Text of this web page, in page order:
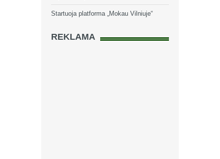
Startuoja platforma „Mokau Vilniuje“
REKLAMA